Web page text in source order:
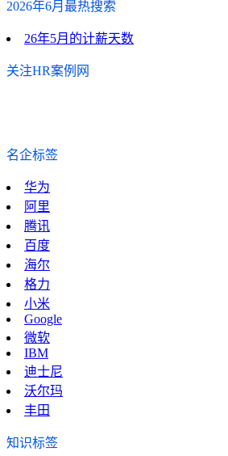
2026年6月最热搜索
26年5月的计薪天数
关注HR案例网
名企标签
华为
阿里
腾讯
百度
海尔
格力
小米
Google
微软
IBM
迪士尼
沃尔玛
丰田
知识标签